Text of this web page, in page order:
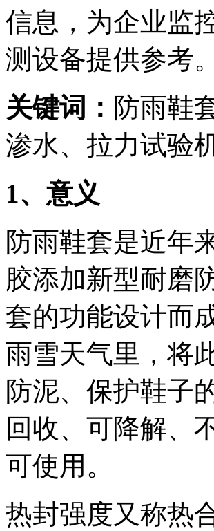
信息，为企业监
测设备提供参考。
关键词： 防雨鞋
渗水、拉力试验
1、意义
防雨鞋套是近年
胶添加新型耐磨
套的功能设计而
雨雪天气里，将
防泥、保护鞋子
回收、可降解、
可使用。
热封强度又称热